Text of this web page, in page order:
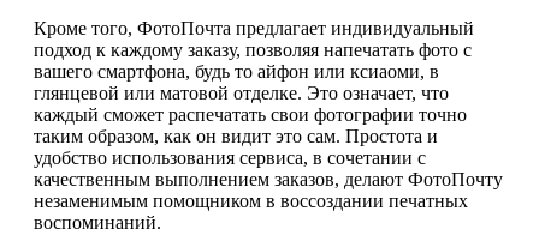
Кроме того, ФотоПочта предлагает индивидуальный
подход к каждому заказу, позволяя напечатать фото с
вашего смартфона, будь то айфон или ксиаоми, в
глянцевой или матовой отделке. Это означает, что
каждый сможет распечатать свои фотографии точно
таким образом, как он видит это сам. Простота и
удобство использования сервиса, в сочетании с
качественным выполнением заказов, делают ФотоПочту
незаменимым помощником в воссоздании печатных
воспоминаний.